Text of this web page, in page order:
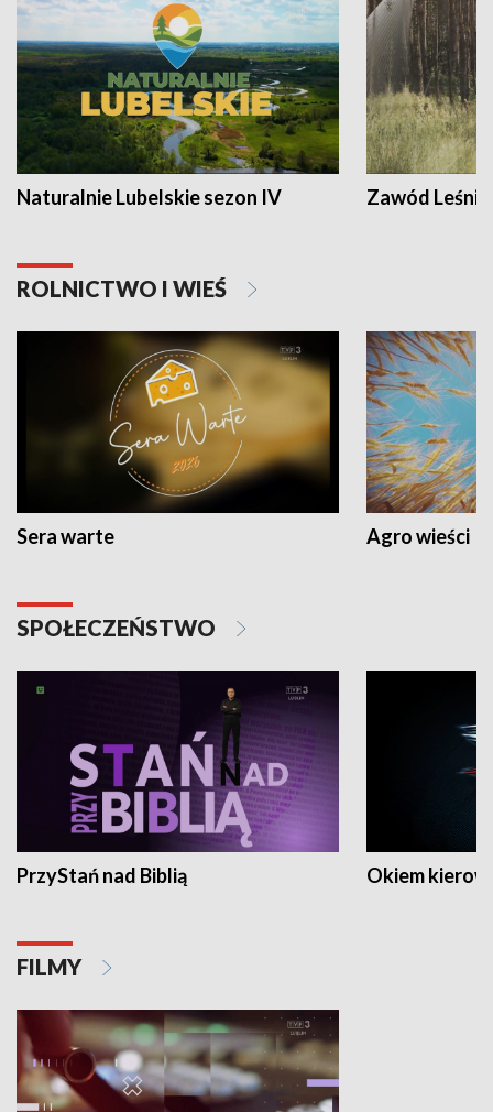
Naturalnie Lubelskie sezon IV Zawód Leśnik
ROLNICTWO I WIEŚ
Sera warte Agro wieści
SPOŁECZEŃSTWO
PrzyStań nad Biblią Okiem
FILMY